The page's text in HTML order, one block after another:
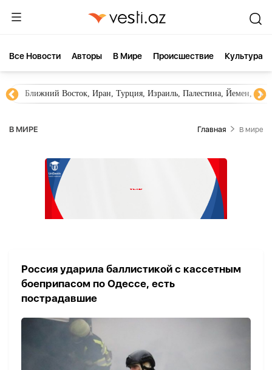
Все Новости Aвторы В Мире Происшествие Культура
Ближний Восток, Иран, Турция, Израиль, Палестина, Йемен,
В МИРЕ Главная В мире
Россия ударила баллистикой с кассетным
боеприпасом по Одессе, есть
пострадавшие